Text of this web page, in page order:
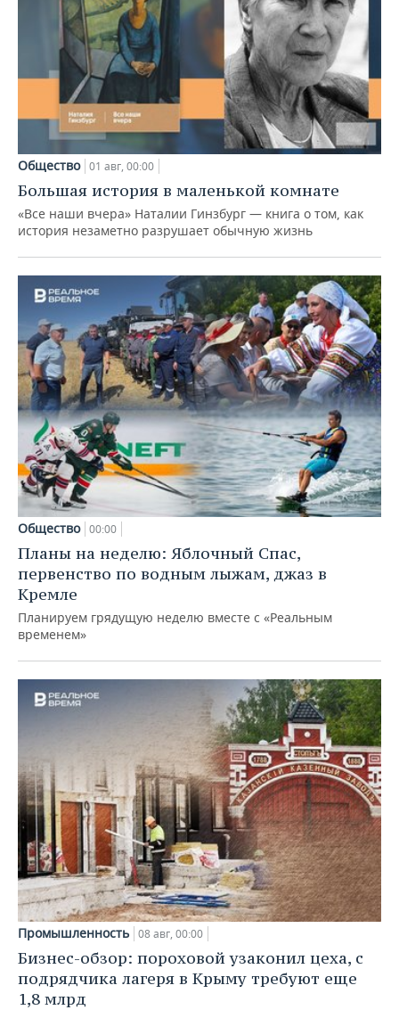
Общество 01 авг, 00:00
Большая история в маленькой комнате
«Все наши вчера» Наталии Гинзбург — книга о том, как
история незаметно разрушает обычную жизнь
Общество 00:00
Планы на неделю: Яблочный Спас,
первенство по водным лыжам, джаз в
Кремле
Планируем грядущую неделю вместе с «Реальным
временем»
Промышленность 08 авг, 00:00
Бизнес-обзор: пороховой узаконил цеха, с
подрядчика лагеря в Крыму требуют еще
1,8 млрд